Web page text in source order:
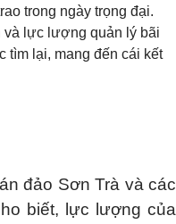
trong ngày trọng đại.
lực lượng quản lý bãi
tìm lại, mang đến cái kết
đảo Sơn Trà và các
biết, lực lượng của